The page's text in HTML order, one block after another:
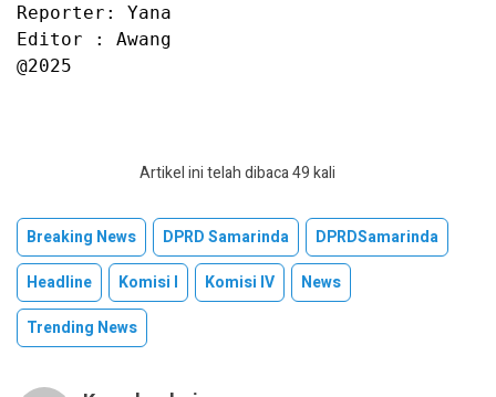
Reporter: Yana
Editor : Awang
@2025
Artikel ini telah dibaca 49 kali
Breaking News DPRD Samarinda
DPRDSamarinda
Headline
Komisi I Komisi IV
News
Trending News